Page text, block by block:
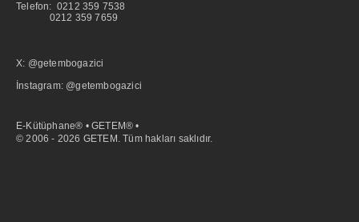
Telefon: 0212 359 7538
0212 359 7659
X: @getembogazici
İnstagram: @getembogazici
E-Kütüphane® • GETEM® •
© 2006 - 2026 GETEM. Tüm hakları saklıdır.